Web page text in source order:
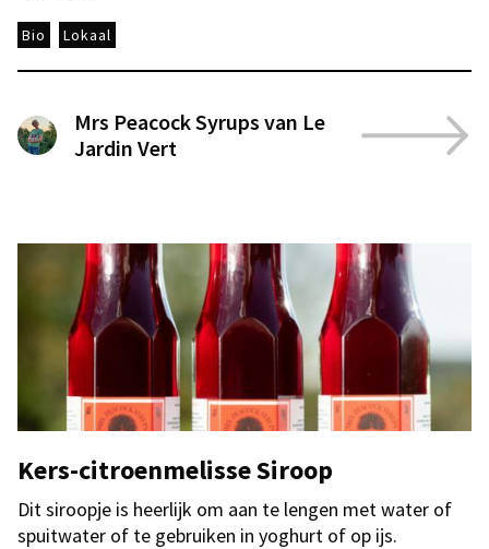
Bio Lokaal
Mrs Peacock Syrups van Le
Jardin Vert
Kers-citroenmelisse Siroop
Dit siroopje is heerlijk om aan te lengen met water of
spuitwater of te gebruiken in yoghurt of op ijs.